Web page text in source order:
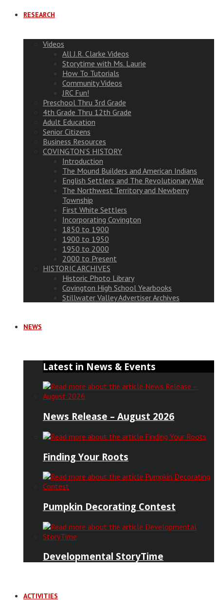
RESEARCH
Videos
All J.R. Clarke Videos
Storytime with Ms. Laurie
How To Tutorials
Community Videos
JRC Fun!
Preschool Thru 3rd Grade
4th Grade Thru 12th Grade
Adult Education
Senior Citizens
Business Resources
COVINGTON’S HISTORY
Introduction
The Mound Builders and American Indians
English Settlers and The Revolutionary War
The Northwest Territory and Newberry
Township
First White Settlers
Incorporating Covington
1850 to 1900
1900 to 1950
1950 to 2000
2000 to Present
HISTORIC ARCHIVES
Historic Photo Library
Covington High School Yearbooks
Stillwater Valley Advertiser Archives
NEWS
Latest in News & Events
News Release – August 2026
Finding Your Roots
Pumpkin Decorating Contest
Developmental StoryTime
ACTIVITIES